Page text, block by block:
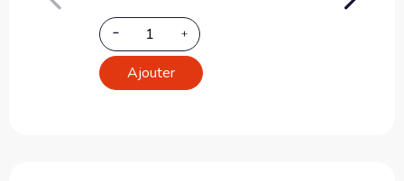
Ajouter